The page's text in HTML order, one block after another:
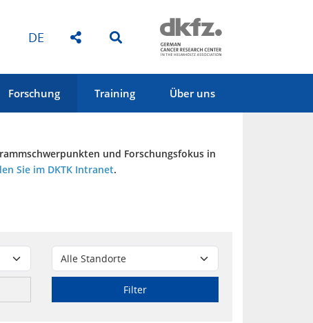
DE
Forschung Training Über uns
und Forschungsfokus in
Sie im DKTK Intranet.
Filter